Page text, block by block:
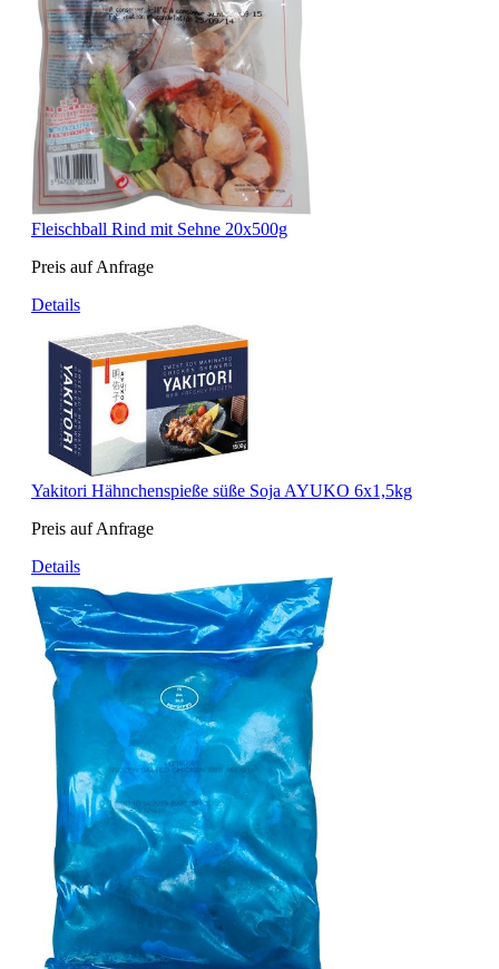
Fleischball Rind mit Sehne 20x500g
Preis auf Anfrage
Details
Yakitori Hähnchenspieße süße Soja AYUKO 6x1,5kg
Preis auf Anfrage
Details